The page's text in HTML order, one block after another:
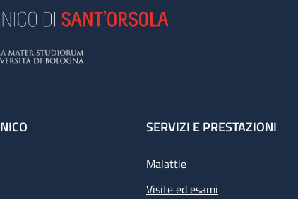
SERVIZI E PRESTAZIONI
Malattie
Visite ed esami